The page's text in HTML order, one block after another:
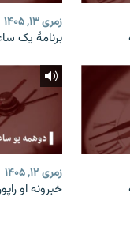
زمری ۱۳, ۱۴۰۵
برنامۀ یک
زمری ۱۲, ۱۴۰۵
خبرونه او